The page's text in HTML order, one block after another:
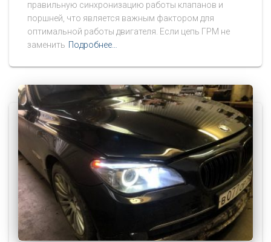
правильную синхронизацию работы клапанов и
поршней, что является важным фактором для
оптимальной работы двигателя. Если цепь ГРМ не
заменить Подробнее…